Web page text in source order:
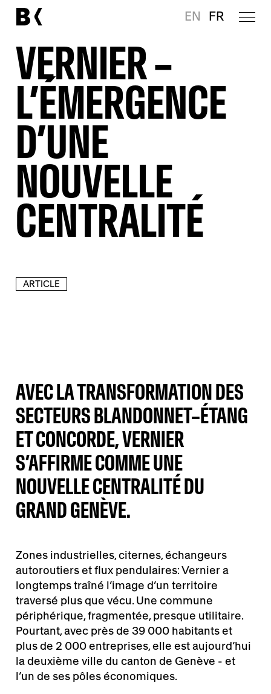
EN FR
VERNIER –
L’ÉMERGENCE
D’UNE
NOUVELLE
CENTRALITÉ
ARTICLE
AVEC LA TRANSFORMATION DES
SECTEURS BLANDONNET–ÉTANG
ET CONCORDE, VERNIER
S’AFFIRME COMME UNE
NOUVELLE CENTRALITÉ DU
GRAND GENÈVE.
Zones industrielles, citernes, échangeurs
autoroutiers et flux pendulaires: Vernier a
longtemps traîné l’image d’un territoire
traversé plus que vécu. Une commune
périphérique, fragmentée, presque utilitaire.
Pourtant, avec près de 39 000 habitants et
plus de 2 000 entreprises, elle est aujourd’hui
la deuxième ville du canton de Genève - et
l’un de ses pôles économiques.